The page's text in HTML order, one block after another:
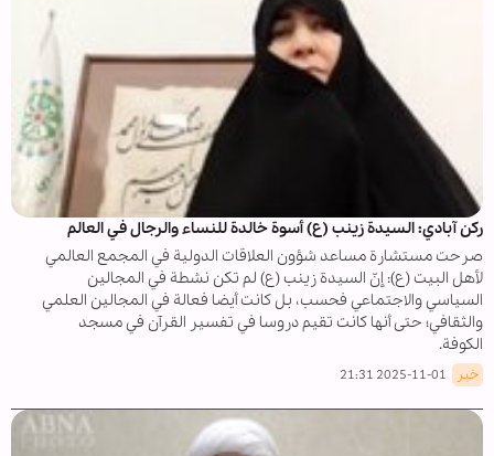
ركن آبادي: السيدة زينب (ع) أسوة خالدة للنساء والرجال في العالم
صرحت مستشارة مساعد شؤون العلاقات الدولية في المجمع العالمي
لأهل البيت (ع): إنّ السيدة زينب (ع) لم تكن نشطة في المجالين
السياسي والاجتماعي فحسب، بل كانت أيضا فعالة في المجالين العلمي
والثقافي؛ حتى أنها كانت تقيم دروسا في تفسير القرآن في مسجد
الكوفة.
خبر 2025-11-01 21:31